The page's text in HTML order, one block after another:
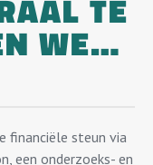
TE
WE…
financiële steun via
een onderzoeks- en